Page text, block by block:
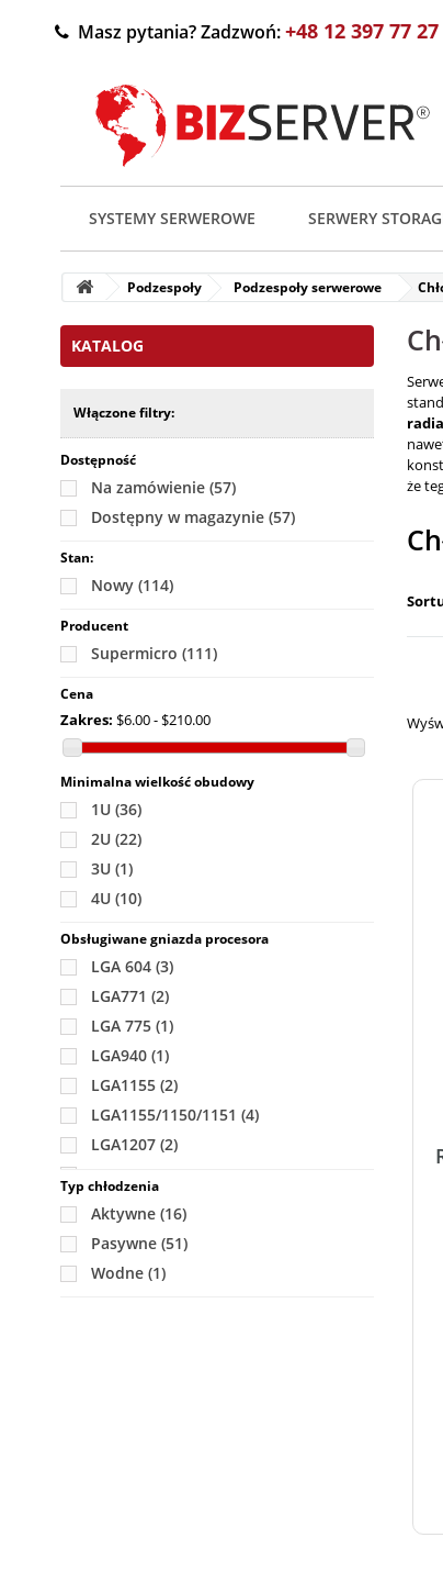
Masz pytania? Zadzwoń:+48 12 397 77 27
SYSTEMY SERWEROWE SERWERY
Podzespoły Podzespoły serwerowe
KATALOG
Włączone filtry:
Dostępność
Na zamówienie (57)
Dostępny w magazynie (57)
Stan:
Nowy (114)
Producent
Supermicro (111)
Cena
Zakres: $6.00 - $210.00
Minimalna wielkość obudowy
1U (36)
2U (22)
3U (1)
4U (10)
Obsługiwane gniazda procesora
LGA 604 (3)
LGA771 (2)
LGA 775 (1)
LGA940 (1)
LGA1155 (2)
LGA1155/1150/1151 (4)
LGA1207 (2)
LGA 1567
(2)
LGA1944
(2)
LGA2011(22)
Typ chłodzenia
Aktywne (16)
Pasywne (51)
Wodne (1)
że